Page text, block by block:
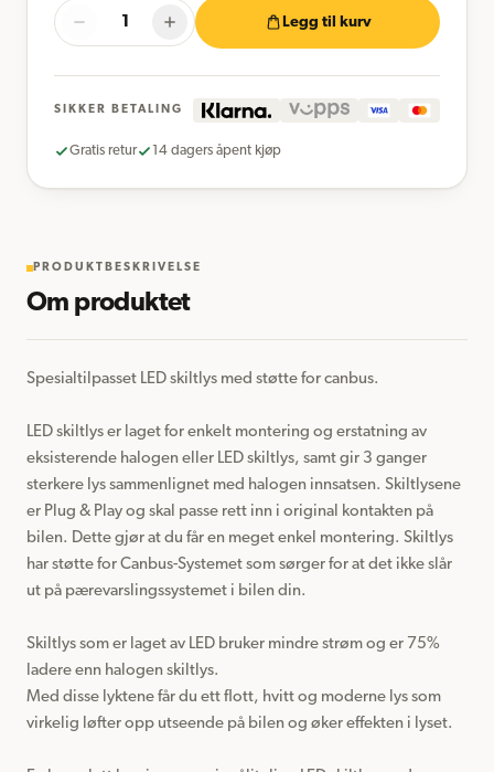
Legg til kurv
SIKKER BETALING
Gratis retur 14 dagers åpent kjøp
PRODUKTBESKRIVELSE
Om produktet
Spesialtilpasset LED skiltlys med støtte for canbus.
LED skiltlys er laget for enkelt montering og erstatning av
eksisterende halogen eller LED skiltlys, samt gir 3 ganger
sterkere lys sammenlignet med halogen innsatsen. Skiltlysene
er Plug & Play og skal passe rett inn i original kontakten på
bilen. Dette gjør at du får en meget enkel montering. Skiltlys
har støtte for Canbus-Systemet som sørger for at det ikke slår
ut på pærevarslingssystemet i bilen din.
Skiltlys som er laget av LED bruker mindre strøm og er 75%
ladere enn halogen skiltlys.
Med disse lyktene får du ett flott, hvitt og moderne lys som
virkelig løfter opp utseende på bilen og øker effekten i lyset.